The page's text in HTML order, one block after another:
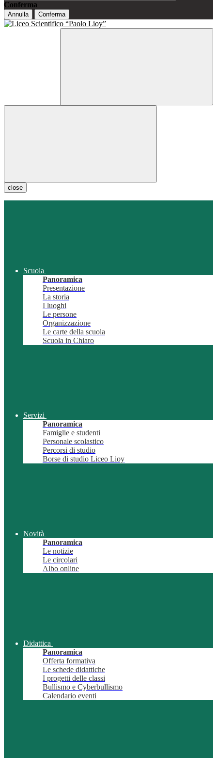
Conferma
Annulla Conferma
close
Scuola
Panoramica
Presentazione
La storia
I luoghi
Le persone
Organizzazione
Le carte della scuola
Scuola in Chiaro
Servizi
Panoramica
Famiglie e studenti
Personale scolastico
Percorsi di studio
Borse di studio Liceo Lioy
Novità
Panoramica
Le notizie
Le circolari
Albo online
Didattica
Panoramica
Offerta formativa
Le schede didattiche
I progetti delle classi
Bullismo e Cyberbullismo
Calendario eventi